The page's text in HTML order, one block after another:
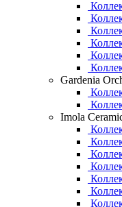
Gardenia
Imola